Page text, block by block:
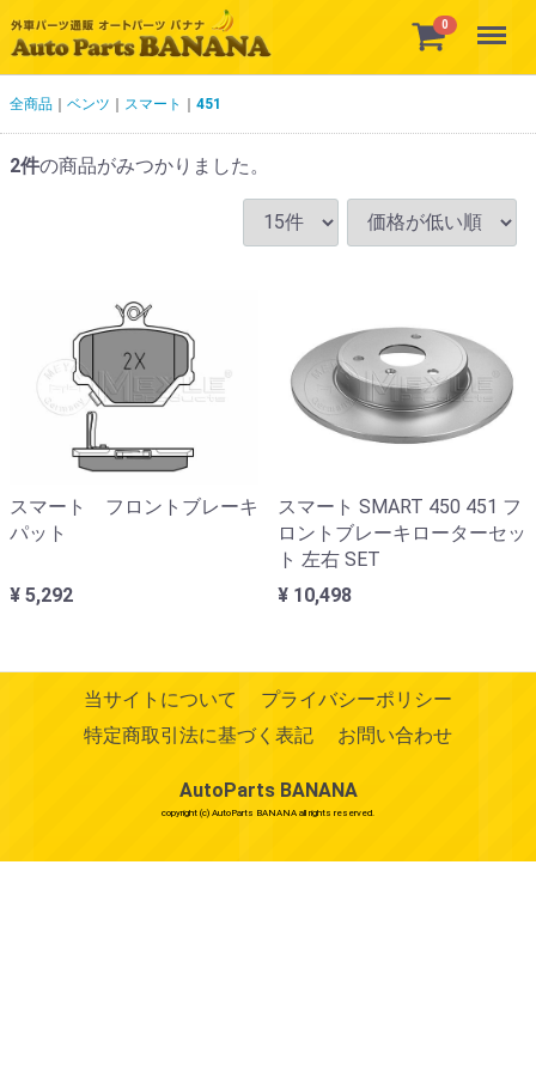
0 Menu
全商品 ベンツ スマート 451
2件の商品がみつかりました。
スマート フロントブレーキ
パット
¥ 5,292
スマート SMART 450 451 フ
ロントブレーキローターセッ
ト 左右 SET
¥ 10,498
当サイトについて
プライバシーポリシー
特定商取引法に基づく表記
お問い合わせ
AutoParts BANANA
copyright (c) AutoParts BANANA all rights reserved.